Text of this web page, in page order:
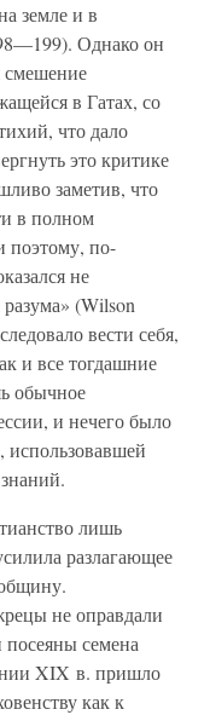
земле и в
Однако он
смешение
в Гатах, со
что дало
это критике
заметив, что
в полном
поэтому, по-
не
(Wilson
вести себя,
и все тогдашние
обычное
и нечего было
использовавшей
лишь
разлагающее
не оправдали
семена
XIX в. пришло
как к